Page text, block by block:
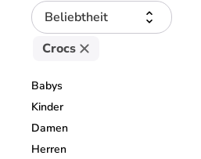
Beliebtheit
Crocs
Babys
Kinder
Damen
Herren